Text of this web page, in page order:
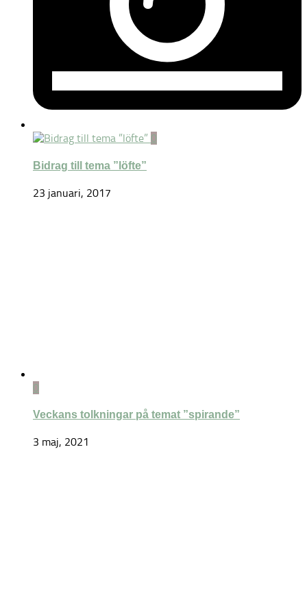
0
Bidrag till tema ”löfte”
23 januari, 2017
0
Veckans tolkningar på temat ”spirande”
3 maj, 2021